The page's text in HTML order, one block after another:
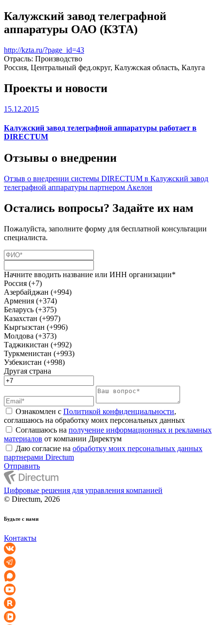
Калужский завод телеграфной
аппаратуры ОАО (КЗТА)
http://kzta.ru/?page_id=43
Отрасль: Производство
Россия, Центральный фед.округ, Калужская область, Калуга
Проекты и новости
15.12.2015
Калужский завод телеграфной аппаратуры работает в
DIRECTUM
Отзывы о внедрении
Отзыв о внедрении системы DIRECTUM в Калужский завод
телеграфной аппаратуры партнером Акелон
Остались вопросы? Задайте их нам
Пожалуйста, заполните форму для бесплатной консультации
специалиста.
Начните вводить название или ИНН организации*
Россия (+7)
Азербайджан (+994)
Армения (+374)
Беларусь (+375)
Казахстан (+997)
Кыргызстан (+996)
Молдова (+373)
Таджикистан (+992)
Туркменистан (+993)
Узбекистан (+998)
Другая страна
Ознакомлен с Политикой конфиденциальности,
соглашаюсь на обработку моих персональных данных
Соглашаюсь на получение информационных и рекламных
материалов от компании Директум
Даю согласие на обработку моих персональных данных
партнерами Directum
Отправить
Цифровые решения для управления компанией
© Directum, 2026
Будьте с нами
Контакты